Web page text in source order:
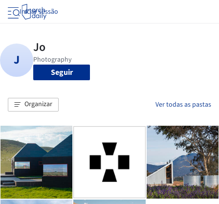
Iniciar sessão
Seguir
Organizar Ver todas as pastas